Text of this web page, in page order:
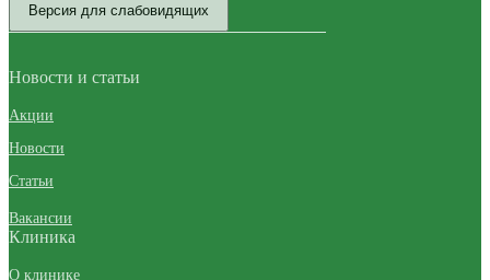
Версия для слабовидящих
Новости и статьи
Акции
Новости
Статьи
Вакансии
Клиника
О клинике